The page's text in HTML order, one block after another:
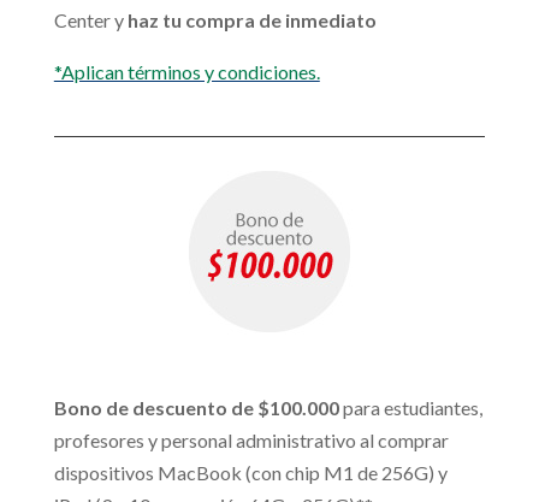
Center y haz tu compra de inmediato
*Aplican términos y condiciones.
Bono de descuento de $100.000para estudiantes,
profesores y personal administrativo al comprar
dispositivos MacBook (con chip M1 de 256G) y